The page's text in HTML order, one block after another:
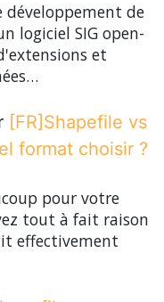
développement de
logiciel SIG open-
et
[FR]Shapefile vs
format choisir ?
pour votre
tout à fait raison
effectivement